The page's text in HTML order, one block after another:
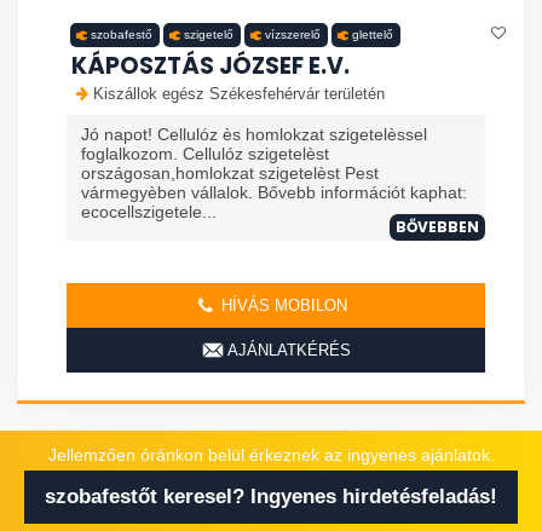
szobafestő szigetelő vízszerelő glettelő
KÁPOSZTÁS JÓZSEF E.V.
Kiszállok egész Székesfehérvár területén
Jó napot! Cellulóz ès homlokzat szigetelèssel
foglalkozom. Cellulóz szigetelèst
országosan,homlokzat szigetelèst Pest
vármegyèben vállalok. Bővebb információt kaphat:
ecocellszigetele...
BŐVEBBEN
HÍVÁS MOBILON
AJÁNLATKÉRÉS
Jellemzően óránkon belül érkeznek az ingyenes ajánlatok.
szobafestőt keresel? Ingyenes hirdetésfeladás!